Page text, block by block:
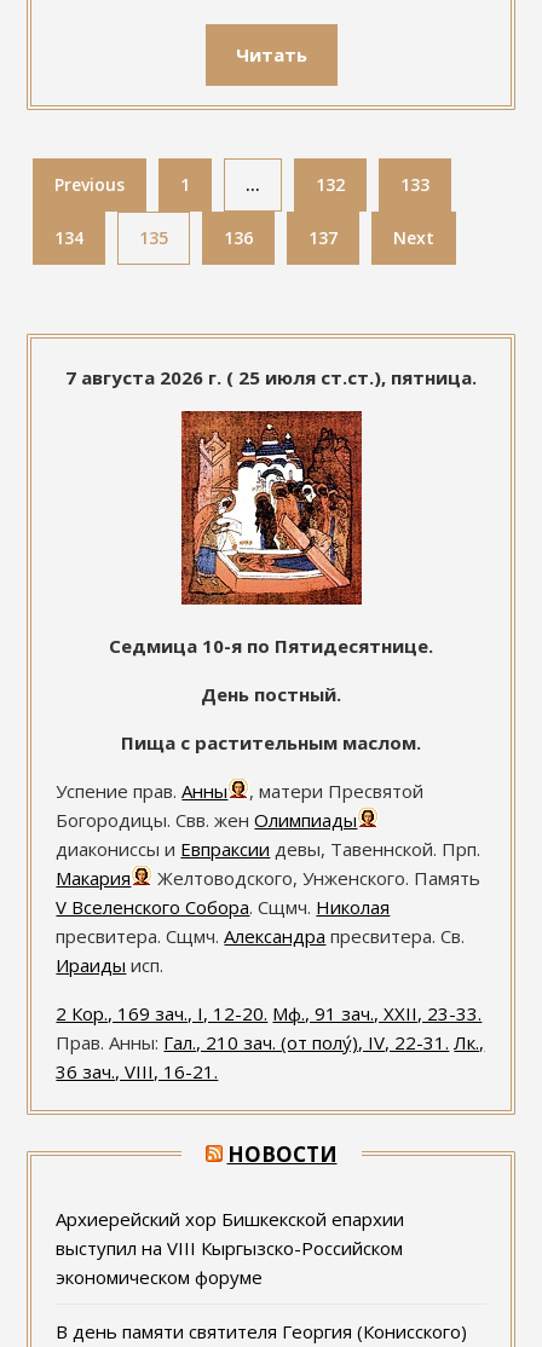
Читать
Previous 1 … 132 133
134 135 136 137 Next
7 августа 2026 г. ( 25 июля ст.ст.), пятница.
Седмица 10-я по Пятидесятнице.
День постный.
Пища с растительным маслом.
Успение прав.Анны
, матери Пресвятой
Богородицы. Свв. женОлимпиады
диакониссы и Евпраксии девы, Тавеннской. Прп.
Макария
Желтоводского, Унженского. Память
V Вселенского Собора. Сщмч. Николая
пресвитера. Сщмч.Александра пресвитера. Св.
Ираиды исп.
2 Кор., 169 зач., I, 12-20. Мф., 91 зач., XXII, 23-33.
Прав. Анны: Гал., 210 зач. (от полу́), IV, 22-31. Лк.,
36 зач., VIII, 16-21.
НОВОСТИ
Архиерейский хор Бишкекской епархии
выступил на VIII Кыргызско-Российском
экономическом форуме
В день памяти святителя Георгия (Конисского)